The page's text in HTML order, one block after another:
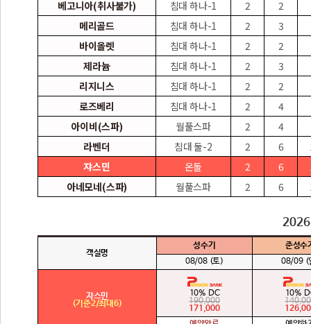
베고니아(취사불가) 침대 하나-1 2
2
메리골드
침대 하나-1 2
3
바이올렛
침대 하나-1 2
2
제라늄
침대 하나-1 2
3
리지니스
침대 하나-1 2
2
로즈베리
침대 하나-1 2
4
아이비(스파)
월풀스파 2
4
라벤더
침대 둘-2 2 6
쟈스민
온돌 2 6
아네모네(스파)
월풀스파 2 6